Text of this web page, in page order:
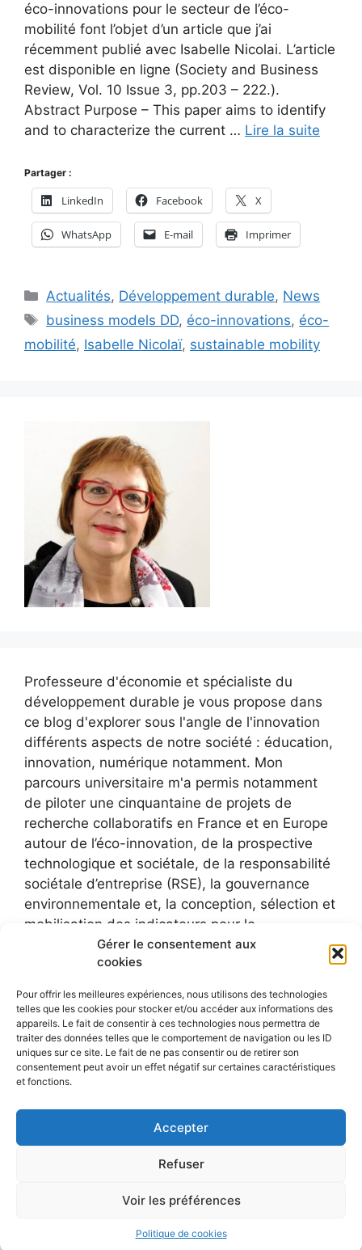
Gérer le consentement aux
cookies
Pour offrir les meilleures expériences, nous utilisons des technologies
telles que les cookies pour stocker et/ou accéder aux informations des
appareils. Le fait de consentir à ces technologies nous permettra de
traiter des données telles que le comportement de navigation ou les ID
uniques sur ce site. Le fait de ne pas consentir ou de retirer son
consentement peut avoir un effet négatif sur certaines caractéristiques
et fonctions.
Accepter
Refuser
Voir les préférences
Politique de cookies
éco-innovations pour le secteur de l’éco-
mobilité font l’objet d’un article que j’ai
récemment publié avec Isabelle Nicolai. L’article
est disponible en ligne (Society and Business
Review, Vol. 10 Issue 3, pp.203 – 222.).
Abstract Purpose – This paper aims to identify
and to characterize the current … Lire la suite
Partager :
LinkedIn Facebook X
WhatsApp E-mail Imprimer
Catégories
Actualités, Développement durable, News
Étiquettes
business models DD, éco-innovations, éco-
mobilité, Isabelle Nicolaï, sustainable mobility
Professeure d'économie et spécialiste du
développement durable je vous propose dans
ce blog d'explorer sous l'angle de l'innovation
différents aspects de notre société : éducation,
innovation, numérique notamment. Mon
parcours universitaire m'a permis notamment
de piloter une cinquantaine de projets de
recherche collaboratifs en France et en Europe
autour de l’éco-innovation, de la prospective
technologique et sociétale, de la responsabilité
sociétale d’entreprise (RSE), la gouvernance
environnementale et, la conception, sélection et
mobilisation des indicateurs pour le
développement durable.
© 2026 Le blog de Sylvie Faucheux • Construit avec
GeneratePress